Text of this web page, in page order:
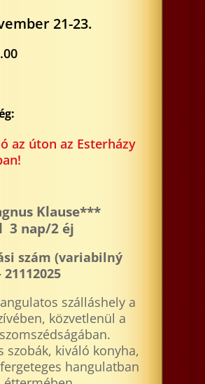
21-23.
az úton az Esterházy
Klause***
3 nap/2 éj
szám (variabilný
szálláshely a
közvetlenül a
szobák, kiváló konyha,
hangulatban